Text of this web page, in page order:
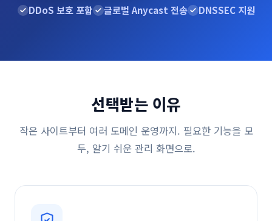
DDoS 보호 포함 글로벌 Anycast 전송 DNSSEC 지원
선택받는 이유
작은 사이트부터 여러 도메인 운영까지. 필요한 기능을 모
두, 알기 쉬운 관리 화면으로.